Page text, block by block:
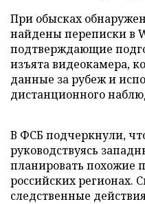
При обысках
найдены переписки в
подтверждающие
изъята видеокамера,
данные за рубеж и
дистанционного
В ФСБ подчеркнули,
руководствуясь
планировать похожие
российских регионах.
следственные